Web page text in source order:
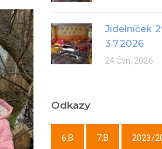
Jídelníček
3.7.2026
24 Čvn, 2026
Odkazy
6.B 7.B 2023/